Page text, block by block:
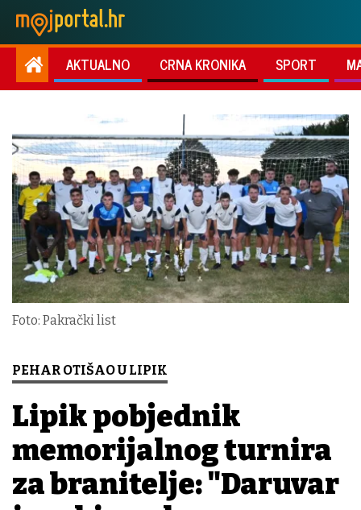
AKTUALNO CRNA KRONIKA SPORT
Foto: Pakrački list
PEHAR OTIŠAO U LIPIK
Lipik pobjednik
memorijalnog turnira
za branitelje: "Daruvar